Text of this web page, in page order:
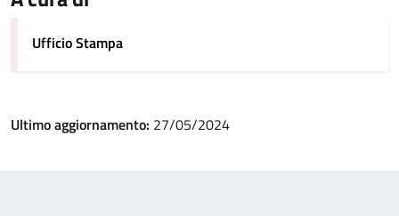
Ufficio Stampa
Ultimo aggiornamento: 27/05/2024